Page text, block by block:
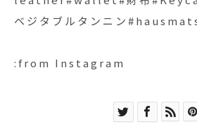
ベジタブルタンニン
:from Instagram